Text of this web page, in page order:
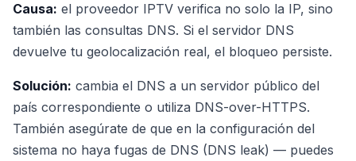
Causa: el proveedor IPTV verifica no solo la IP, sino
también las consultas DNS. Si el servidor DNS
devuelve tu geolocalización real, el bloqueo persiste.
Solución: cambia el DNS a un servidor público del
país correspondiente o utiliza DNS-over-HTTPS.
También asegúrate de que en la configuración del
sistema no haya fugas de DNS (DNS leak) — puedes